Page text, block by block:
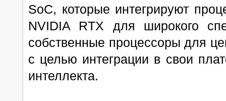
SoC, которые интегрируют
NVIDIA RTX для широкого
собственные процессоры для
с целью интеграции в свои
интеллекта.